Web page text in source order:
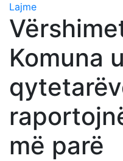
Lajme
Komuna
më parë